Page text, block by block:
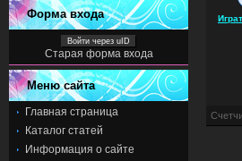
Форма входа
Войти через uID
Старая форма входа
Меню сайта
Главная страница
Каталог статей
Информация о сайте